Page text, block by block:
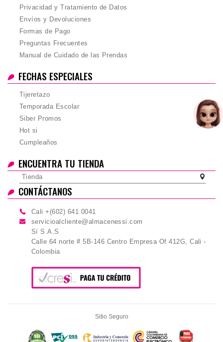
Privacidad y Tratamiento de Datos
Envíos y Devoluciones
Formas de Pago
Preguntas Frecuentes
Manual de Cuidado de las Prendas
FECHAS ESPECIALES
Tijeretazo
Temporada Escolar
Siber Promos
Hot si
Cumpleaños
ENCUENTRA TU TIENDA
Tienda
CONTÁCTANOS
Cali +(602) 641 0041
servicioalcliente@almacenessi.com
Sí S.A.S
Calle 64 norte # 5B-146 Centro Empresa Of 412G, Cali -
Colombia
Sitio Seguro